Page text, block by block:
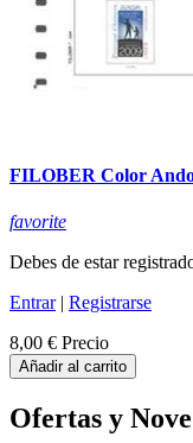
FILOBER Color
favorite
Debes de estar
Entrar| Registrarse
8,00 € Precio
Añadir al carrito
Ofertas y